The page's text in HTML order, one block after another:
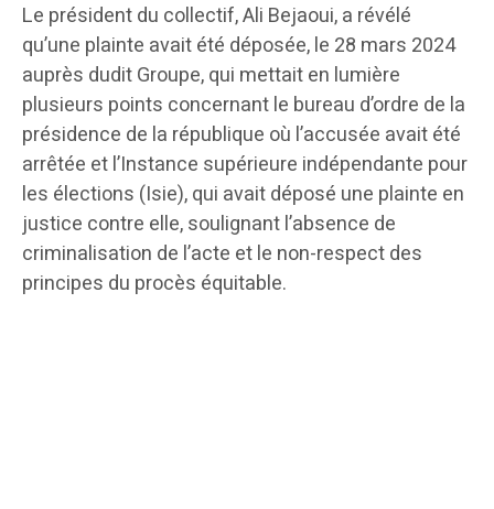
Le président du collectif, Ali Bejaoui, a révélé
qu’une plainte avait été déposée, le 28 mars 2024
auprès dudit Groupe, qui mettait en lumière
plusieurs points concernant le bureau d’ordre de la
présidence de la république où l’accusée avait été
arrêtée et l’Instance supérieure indépendante pour
les élections (Isie), qui avait déposé une plainte en
justice contre elle, soulignant l’absence de
criminalisation de l’acte et le non-respect des
principes du procès équitable.